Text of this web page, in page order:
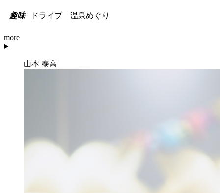
趣味 ドライブ 温泉めぐり
more
山本 泰高